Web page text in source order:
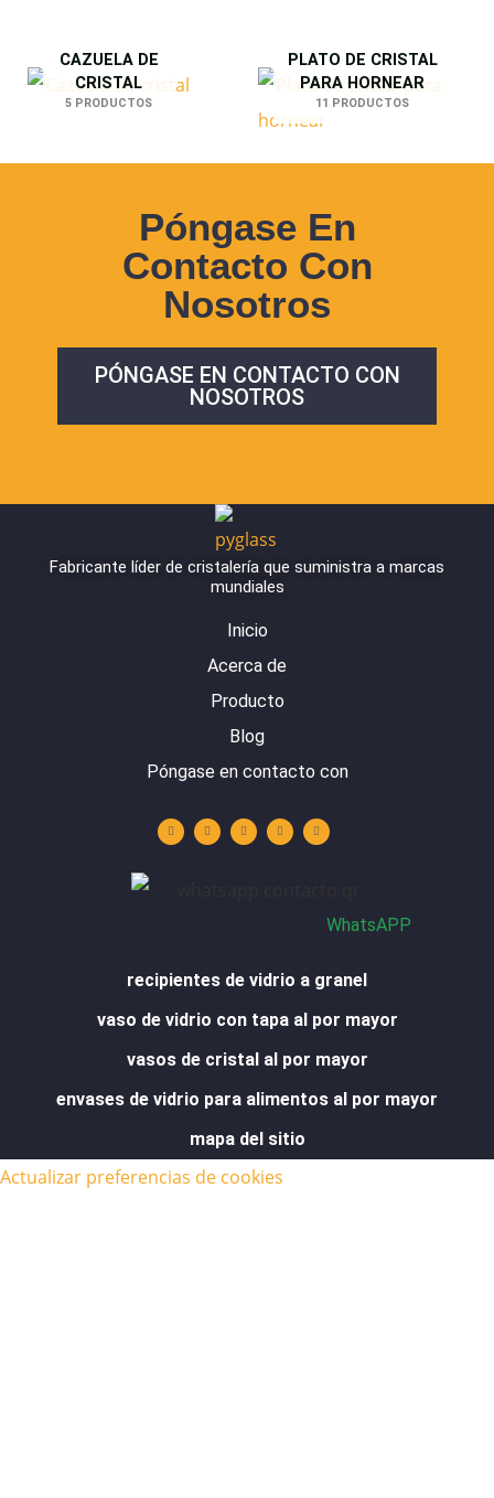
CAZUELA DE
CRISTAL
5 PRODUCTOS
PLATO DE CRISTAL
PARA HORNEAR
11 PRODUCTOS
Póngase En
Contacto Con
Nosotros
PÓNGASE EN CONTACTO CON
NOSOTROS
Fabricante líder de cristalería que suministra a marcas
mundiales
Inicio
Acerca de
Producto
Blog
Póngase en contacto con
u
t
u
b
n
k
e
d
s
t
a
g
c
e
b
o
a
t
s
a
WhatsAPP
recipientes de vidrio a granel
vaso de vidrio con tapa al por mayor
vasos de cristal al por mayor
envases de vidrio para alimentos al por mayor
mapa del sitio
Actualizar preferencias de cookies